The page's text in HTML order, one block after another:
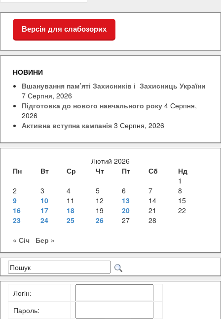
Версія для слабозорих
НОВИНИ
Вшанування пам’яті Захисників і Захисниць України
7 Серпня, 2026
Підготовка до нового навчального року 4 Серпня,
2026
Активна вступна кампанія 3 Серпня, 2026
Лютий 2026
Пн
Вт Ср Чт Пт Сб
Нд
1
2
3 4 5 6 7
8
9
10 11 12 13 14
15
16
17 18 19 20 21
22
23
24 25 26 27
28
« Січ
Бер »
Логiн:
Пароль: